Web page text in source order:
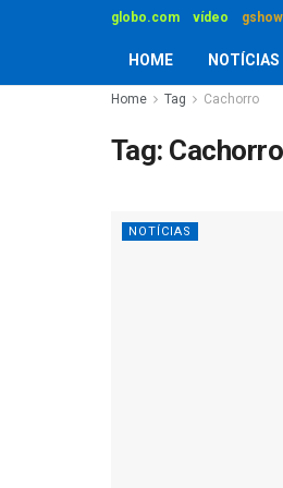
globo.com vídeo gshow
HOME NOTÍCIAS
Home Tag Cachorro
Tag: Cachorro
NOTÍCIAS